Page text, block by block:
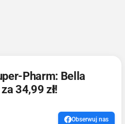
Pharm: Bella
34,99 zł!
Obserwuj nas